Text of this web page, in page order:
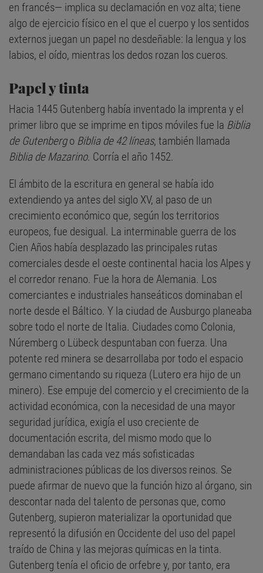
en francés— implica su declamación en voz alta; tiene
algo de ejercicio físico en el que el cuerpo y los sentidos
externos juegan un papel no desdeñable: la lengua y los
labios, el oído, mientras los dedos rozan los cueros.
Papel y tinta
Hacia 1445 Gutenberg había inventado la imprenta y el
primer libro que se imprime en tipos móviles fue la Biblia
de Gutenbergo Biblia de 42 líneas, también llamada
Biblia de Mazarino. Corría el año 1452.
El ámbito de la escritura en general se había ido
extendiendo ya antes del siglo XV, al paso de un
crecimiento económico que, según los territorios
europeos, fue desigual. La interminable guerra de los
Cien Años había desplazado las principales rutas
comerciales desde el oeste continental hacia los Alpes y
el corredor renano. Fue la hora de Alemania. Los
comerciantes e industriales hanseáticos dominaban el
norte desde el Báltico. Y la ciudad de Ausburgo planeaba
sobre todo el norte de Italia. Ciudades como Colonia,
Núremberg o Lübeck despuntaban con fuerza. Una
potente red minera se desarrollaba por todo el espacio
germano cimentando su riqueza (Lutero era hijo de un
minero). Ese empuje del comercio y el crecimiento de la
actividad económica, con la necesidad de una mayor
seguridad jurídica, exigía el uso creciente de
documentación escrita, del mismo modo que lo
demandaban las cada vez más sofisticadas
administraciones públicas de los diversos reinos. Se
puede afirmar de nuevo que la función hizo al órgano, sin
descontar nada del talento de personas que, como
Gutenberg, supieron materializar la oportunidad que
representó la difusión en Occidente del uso del papel
traído de China y las mejoras químicas en la tinta.
Gutenberg tenía el oficio de orfebre y, por tanto, era